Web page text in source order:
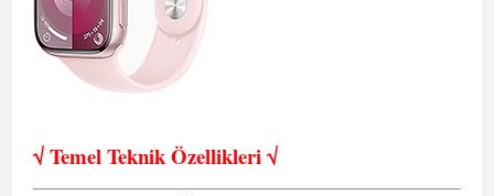
√ Temel Teknik Özellikleri √